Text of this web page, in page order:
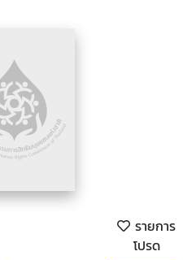
รายการ
โปรด